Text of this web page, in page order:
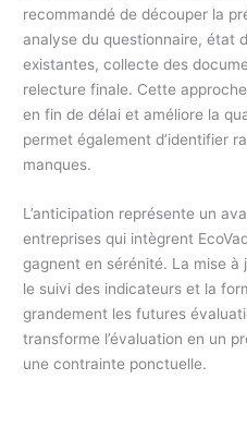
recommandé de découper la
analyse du questionnaire, état
existantes, collecte des
relecture finale. Cette
en fin de délai et améliore la
permet également d’identifier
manques.
L’anticipation représente un
entreprises qui intègrent
gagnent en sérénité. La mise à
le suivi des indicateurs et la
grandement les futures
transforme l’évaluation en un
une contrainte ponctuelle.